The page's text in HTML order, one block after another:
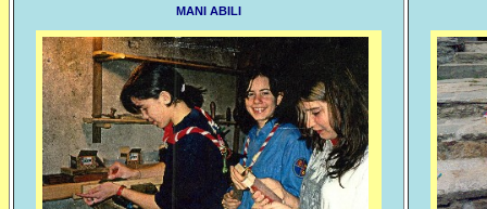
MANI ABILI